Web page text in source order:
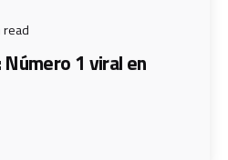
1 viral en